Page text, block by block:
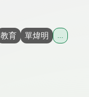
教育 單煒明